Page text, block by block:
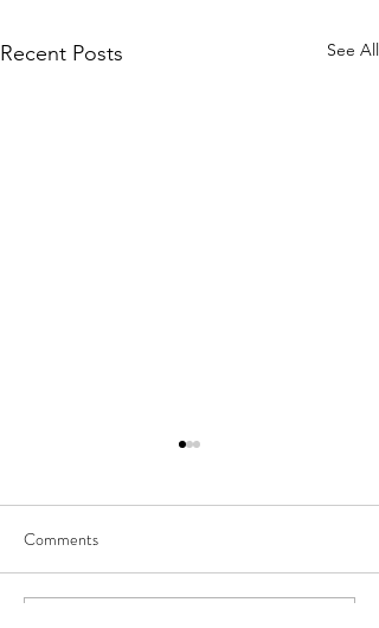
Recent Posts See All
Comments